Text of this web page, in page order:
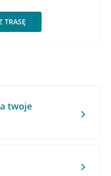
TRASĘ
twoje